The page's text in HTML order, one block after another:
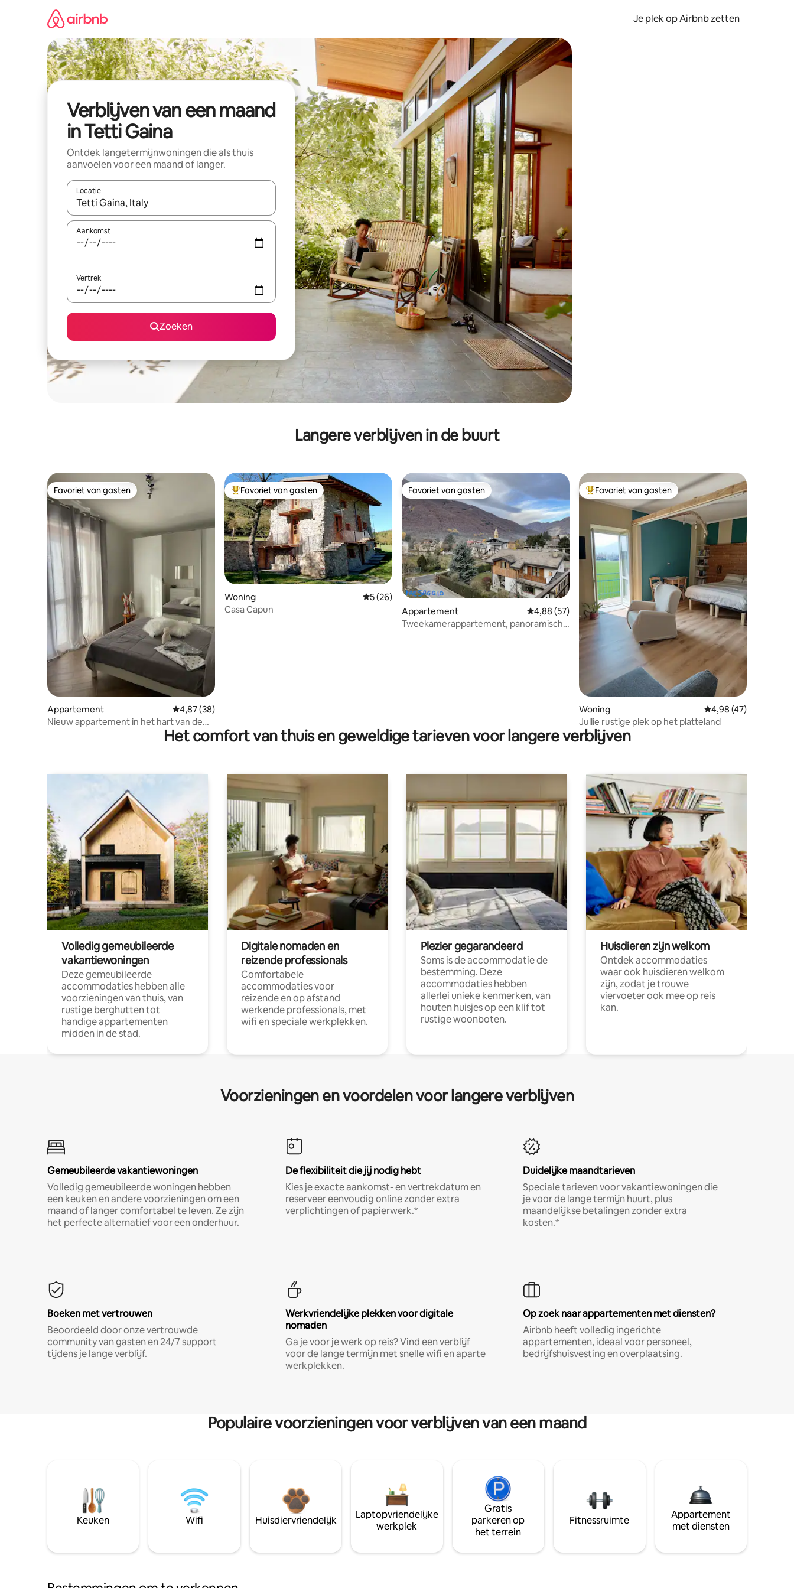
Je plek op Airbnb zetten
Verblijven van een maand
in Tetti Gaina
Ontdek langetermijnwoningen die als thuis
aanvoelen voor een maand of langer.
Locatie
Wanneer er resultaten beschikbaar zijn, maak je een keuze met je de pijltjestoetsen omhoog en omlaag, óf door te tikken of swipen.
Aankomst
Vertrek
Zoeken
Langere verblijven in de buurt
Favoriet van gasten
Favoriet van gasten
Appartement Gemiddelde beoordeling van 4,87 op 5, 38 recensies
4,87 (38)
Nieuw appartement in het hart van de
Topfavoriet van gasten
Favoriet van gasten
Woning Gemiddelde beoordeling van 5 op 5, 26 recensies
5 (26)
Casa Capun
Favoriet van gasten
Favoriet van gasten
Appartement Gemiddelde beoordeling van 4,88 op 5, 57 recensies
4,88 (57)
Tweekamerappartement, panoramisch
Topfavoriet van gasten
Favoriet van gasten
Woning Gemiddelde
4,98 (47)
Jullie rustige plek op het platteland
Het comfort van thuis en geweldige tarieven voor langere verblijven
Volledig gemeubileerde
vakantiewoningen
Deze gemeubileerde
accommodaties hebben alle
voorzieningen van thuis, van
rustige berghutten tot
handige appartementen
midden in de stad.
Digitale nomaden en
reizende professionals
Comfortabele
accommodaties voor
reizende en op afstand
werkende professionals, met
wifi en speciale werkplekken.
Plezier gegarandeerd
Soms is de accommodatie de
bestemming. Deze
accommodaties hebben
allerlei unieke kenmerken, van
houten huisjes op een klif tot
rustige woonboten.
Huisdieren zijn welkom
Ontdek accommodaties
waar ook huisdieren welkom
zijn, zodat je trouwe
viervoeter ook mee op reis
kan.
Voorzieningen en voordelen voor langere verblijven
Gemeubileerde vakantiewoningen
Volledig gemeubileerde woningen hebben
een keuken en andere voorzieningen om een
maand of langer comfortabel te leven. Ze zijn
het perfecte alternatief voor een onderhuur.
De flexibiliteit die jij nodig hebt
Kies je exacte aankomst- en vertrekdatum en
reserveer eenvoudig online zonder extra
verplichtingen of papierwerk.*
Duidelijke maandtarieven
Speciale tarieven voor vakantiewoningen die
je voor de lange termijn huurt, plus
maandelijkse betalingen zonder extra
kosten.*
Boeken met vertrouwen
Beoordeeld door onze vertrouwde
community van gasten en 24/7 support
tijdens je lange verblijf.
Werkvriendelijke plekken voor digitale
nomaden
Ga je voor je werk op reis? Vind een verblijf
voor de lange termijn met snelle wifi en aparte
werkplekken.
Op zoek naar appartementen met diensten?
Airbnb heeft volledig ingerichte
appartementen, ideaal voor personeel,
bedrijfshuisvesting en overplaatsing.
Populaire voorzieningen voor verblijven van een maand
Keuken Wifi Huisdiervriendelijk
Laptopvriendelijke
werkplek
Gratis
parkeren op
het terrein
Fitnessruimte
Appartement
met diensten